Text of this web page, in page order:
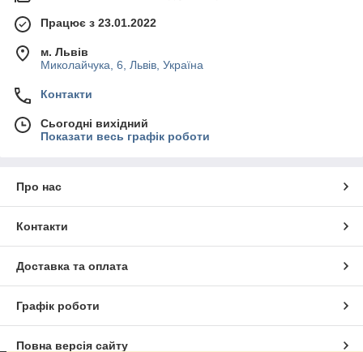
Працює з 23.01.2022
м. Львів
Миколайчука, 6, Львів, Україна
Контакти
Сьогодні вихідний
Показати весь графік роботи
Про нас
Контакти
Доставка та оплата
Графік роботи
Повна версія сайту